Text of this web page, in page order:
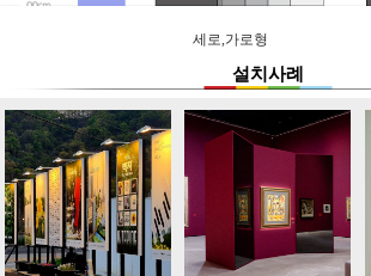
세로,가로형
설치사례